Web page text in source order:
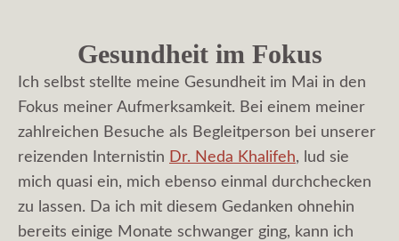
Gesundheit im Fokus
Ich selbst stellte meine Gesundheit im Mai in den
Fokus meiner Aufmerksamkeit. Bei einem meiner
zahlreichen Besuche als Begleitperson bei unserer
reizenden Internistin Dr. Neda Khalifeh, lud sie
mich quasi ein, mich ebenso einmal durchchecken
zu lassen. Da ich mit diesem Gedanken ohnehin
bereits einige Monate schwanger ging, kann ich